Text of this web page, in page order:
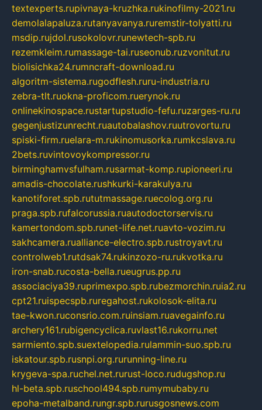
textexperts.rupivnaya-kruzhka.rukinofilmy-2021.ru
demolalapaluza.rutanyavanya.ruremstir-tolyatti.ru
msdip.rujdol.rusokolovr.runewtech-spb.ru
rezemkleim.rumassage-tai.ruseonub.ruzvonitut.ru
biolisichka24.rumncraft-download.ru
algoritm-sistema.rugodflesh.ruru-industria.ru
zebra-tlt.ruokna-proficom.ruerynok.ru
onlinekinospace.rustartupstudio-fefu.ruzarges-ru.ru
gegenjustizunrecht.ruautobalashov.ruutrovortu.ru
spiski-firm.ruelara-m.rukinomusorka.rumkcslava.ru
2bets.ruvintovoykompressor.ru
birminghamvsfulham.rusarmat-komp.rupioneeri.ru
amadis-chocolate.rushkurki-karakulya.ru
kanotiforet.spb.rututmassage.ruecolog.org.ru
praga.spb.rufalcorussia.ruautodoctorservis.ru
kamertondom.spb.runet-life.net.ruavto-vozim.ru
sakhcamera.rualliance-electro.spb.rustroyavt.ru
controlweb1.rutdsak74.rukinzozo-ru.rukvotka.ru
iron-snab.rucosta-bella.rueugrus.pp.ru
associaciya39.ruprimexpo.spb.rubezmorchin.ruia2.ru
cpt21.ruispecspb.ruregahost.rukolosok-elita.ru
tae-kwon.ruconsrio.com.ruinsiam.ruavegainfo.ru
archery161.rubigencyclica.ruvlast16.rukorru.net
sarmiento.spb.suextelopedia.rulammin-suo.spb.ru
iskatour.spb.rusnpi.org.rurunning-line.ru
krygeva-spa.ruchel.net.rurust-loco.rudugshop.ru
hl-beta.spb.ruschool494.spb.rumymubaby.ru
epoha-metalband.rungr.spb.rurusgosnews.com